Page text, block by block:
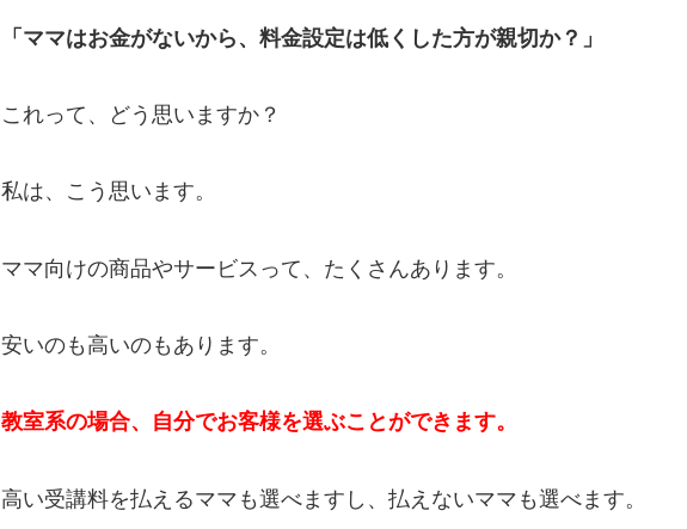
「ママはお金がないから、料金設定は低くした方が親切か？」
これって、どう思いますか？
私は、こう思います。
ママ向けの商品やサービスって、たくさんあります。
安いのも高いのもあります。
教室系の場合、自分でお客様を選ぶことができます。
高い受講料を払えるママも選べますし、払えないママも選べます。